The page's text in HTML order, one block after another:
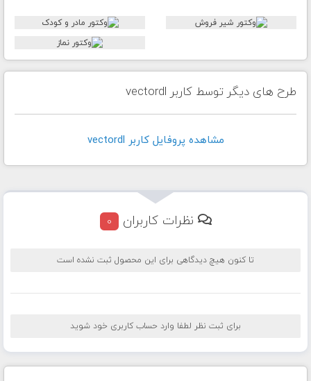
طرح های دیگر توسط کاربر vectordl
مشاهده پروفايل کاربر vectordl
نظرات کاربران 0
تا کنون هیچ دیدگاهی برای این محصول ثبت نشده است
برای ثبت نظر لطفا وارد حساب کاربری خود شوید